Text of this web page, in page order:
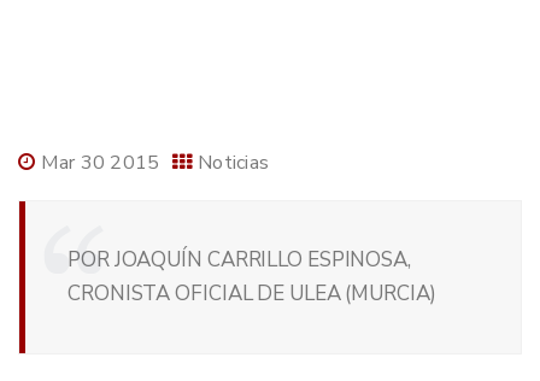
Mar 30 2015 Noticias
POR JOAQUÍN CARRILLO ESPINOSA,
CRONISTA OFICIAL DE ULEA (MURCIA)